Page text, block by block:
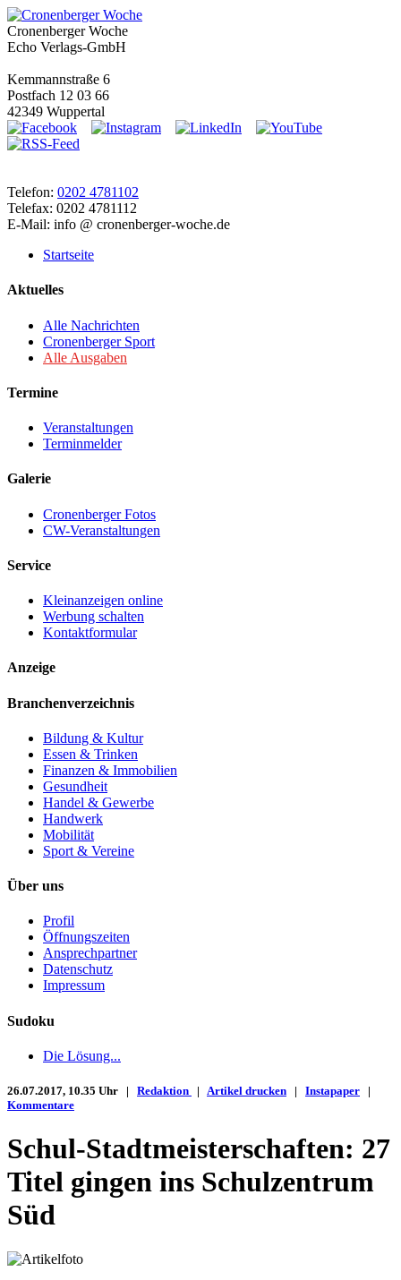
Cronenberger Woche
Echo Verlags-GmbH
Kemmannstraße 6
Postfach 12 03 66
42349 Wuppertal
Telefon: 0202 4781102
Telefax: 0202 4781112
E-Mail: info @ cronenberger-woche.de
Startseite
Aktuelles
Alle Nachrichten
Cronenberger Sport
Alle Ausgaben
Termine
Veranstaltungen
Terminmelder
Galerie
Cronenberger Fotos
CW-Veranstaltungen
Service
Kleinanzeigen online
Werbung schalten
Kontaktformular
Anzeige
Branchenverzeichnis
Bildung & Kultur
Essen & Trinken
Finanzen & Immobilien
Gesundheit
Handel & Gewerbe
Handwerk
Mobilität
Sport & Vereine
Über uns
Profil
Öffnungszeiten
Ansprechpartner
Datenschutz
Impressum
Sudoku
Die Lösung...
26.07.2017, 10.35 Uhr | Redaktion | Artikel drucken | Instapaper |
Kommentare
Schul-Stadtmeisterschaften: 27
Titel gingen ins Schulzentrum
Süd